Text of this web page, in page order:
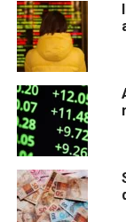
(Por Aluísio
Informações
Compartilhar:
Copy
Link
TÓPICOS
PRÓXIMA: